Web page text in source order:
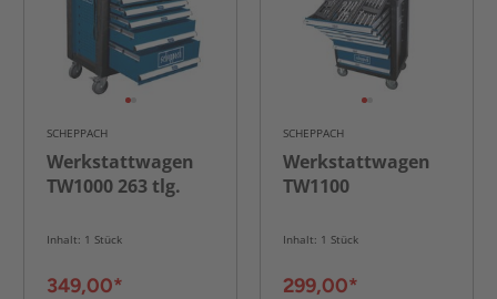
SCHEPPACH
Werkstattwagen
TW1000 263 tlg.
Inhalt: 1 Stück
349,00*
SCHEPPACH
Werkstattwagen
TW1100
Inhalt: 1 Stück
299,00*